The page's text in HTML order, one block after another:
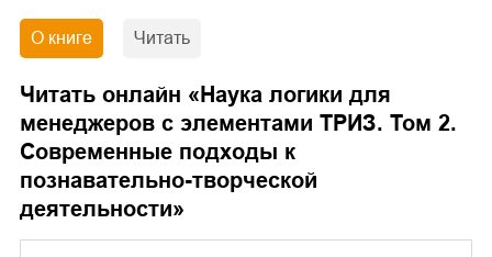
О книге Читать
Читать онлайн « Наука логики для
менеджеров с элементами ТРИЗ. Том 2.
Современные подходы к
познавательно-творческой
деятельности»